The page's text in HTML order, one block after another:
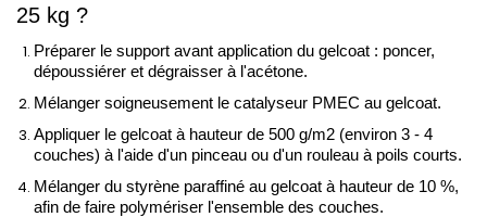
25 kg ?
Préparer le support avant application du gelcoat : poncer,
dépoussiérer et dégraisser à l'acétone.
Mélanger soigneusement le catalyseur PMEC au gelcoat.
Appliquer le gelcoat à hauteur de 500 g/m2 (environ 3 - 4
couches) à l'aide d'un pinceau ou d'un rouleau à poils courts.
Mélanger du styrène paraffiné au gelcoat à hauteur de 10 %,
afin de faire polymériser l'ensemble des couches.